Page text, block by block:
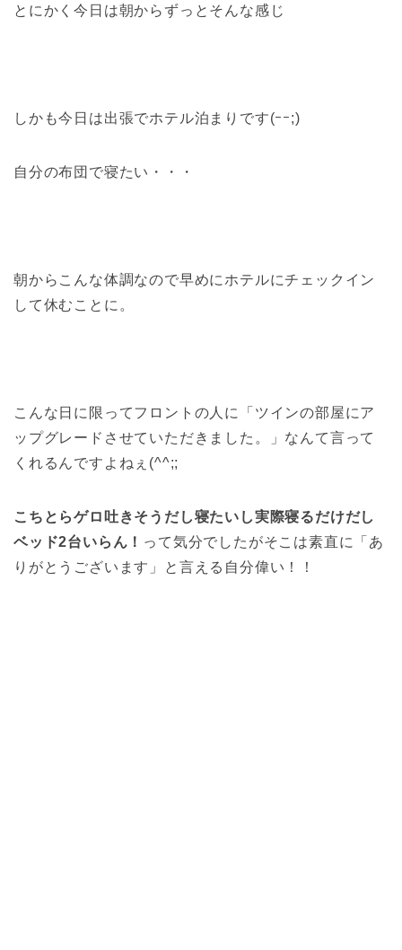
とにかく今日は朝からずっとそんな感じ
しかも今日は出張でホテル泊まりです(ｰｰ;)
自分の布団で寝たい・・・
朝からこんな体調なので早めにホテルにチェックイン
して休むことに。
こんな日に限ってフロントの人に「ツインの部屋にア
ップグレードさせていただきました。」なんて言って
くれるんですよねぇ(^^;;
こちとらゲロ吐きそうだし寝たいし実際寝るだけだし
ベッド2台いらん！ って気分でしたがそこは素直に「あ
りがとうございます」と言える自分偉い！！